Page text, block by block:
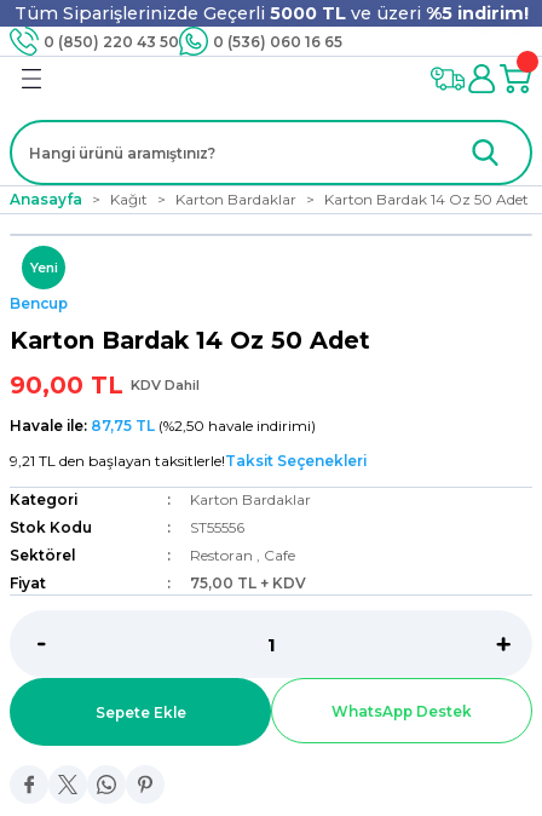
Tüm Siparişlerinizde Geçerli 5000 TLve üzeri %5 indirim!
0 (850) 220 43 50 0 (536) 060 16 65
Geri Dön
Geri Dön
Ürünleri
Geri Dön
Geri Dön
Tahta Karıştırıcı
Geri Dön
Kapları
Geri Dön
Geri Dön
Geri Dön
Anasayfa Kağıt Karton Bardaklar Karton Bardak 14 Oz 50 Adet
Yeni
Bencup
Karton Bardak 14 Oz 50 Adet
90,00 TL KDV Dahil
Havale ile: 87,75 TL (%2,50 havale indirimi)
9,21 TL den başlayan taksitlerle!Taksit Seçenekleri
Kategori
Karton Bardaklar
Stok Kodu
ST55556
Sektörel
Restoran , Cafe
Fiyat
75,00 TL + KDV
Sepete Ekle WhatsApp Destek